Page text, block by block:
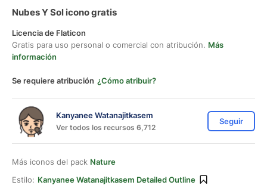
Nubes Y Sol icono gratis
Licencia de Flaticon
Gratis para uso personal o comercial con atribución. Más
información
Se requiere atribución ¿Cómo atribuir?
Kanyanee Watanajitkasem
Ver todos los recursos 6,712
Seguir
Más iconos del pack Nature
Estilo: Kanyanee Watanajitkasem Detailed Outline